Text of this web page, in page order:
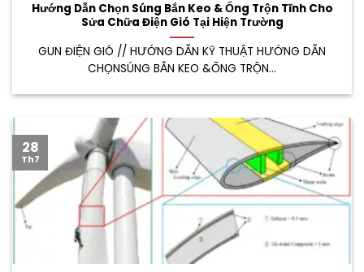
Hướng Dẫn Chọn Súng Bắn Keo & Ống Trộn Tĩnh Cho
Sửa Chữa Điện Gió Tại Hiện Trường
GUN ĐIỆN GIÓ // HƯỚNG DẪN KỸ THUẬT HƯỚNG DẪN
CHỌNSÚNG BẮN KEO &ỐNG TRỘN...
28
Th7